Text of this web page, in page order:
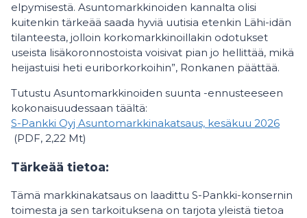
elpymisestä. Asuntomarkkinoiden kannalta olisi
kuitenkin tärkeää saada hyviä uutisia etenkin Lähi-idän
tilanteesta, jolloin korkomarkkinoillakin odotukset
useista lisäkoronnostoista voisivat pian jo hellittää, mikä
heijastuisi heti euriborkorkoihin”, Ronkanen päättää.
Tutustu Asuntomarkkinoiden suunta -ennusteeseen
kokonaisuudessaan täältä:
S-Pankki Oyj Asuntomarkkinakatsaus, kesäkuu 2026
(PDF, 2,22 Mt)
Tärkeää tietoa:
Tämä markkinakatsaus on laadittu S-Pankki-konsernin
toimesta ja sen tarkoituksena on tarjota yleistä tietoa